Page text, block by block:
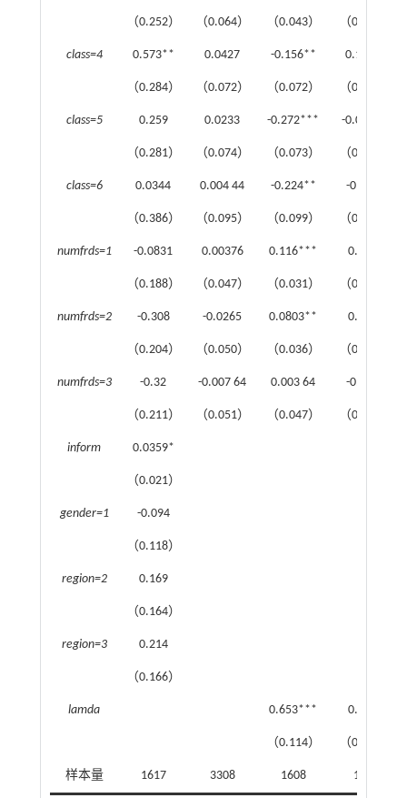
（0.252） （0.064） （0.043） （0.047）
class=4 0.573** 0.0427 -0.156** 0.151**
（0.284） （0.072） （0.072） （0.074）
class=5 0.259 0.0233 -0.272*** -0.008 93
（0.281） （0.074） （0.073） （0.066）
class=6 0.0344 0.004 44 -0.224** -0.0614
（0.386） （0.095） （0.099） （0.087）
numfrds=1 -0.0831 0.00376 0.116*** 0.111*
（0.188） （0.047） （0.031） （0.062）
numfrds=2 -0.308 -0.0265 0.0803** 0.0891
（0.204） （0.050） （0.036） （0.100）
numfrds=3 -0.32 -0.007 64 0.003 64 -0.0247
（0.211） （0.051） （0.047） （0.105）
inform 0.0359*
（0.021）
gender=1 -0.094
（0.118）
region=2 0.169
（0.164）
region=3 0.214
（0.166）
lamda 0.653*** 0.391*
（0.114） （0.215）
样本量 1617 3308 1608 1608